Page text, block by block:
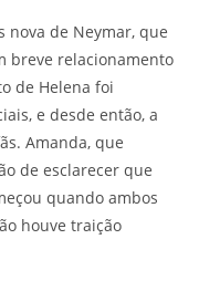
nova de Neymar, que
breve relacionamento
de Helena foi
e desde então, a
Amanda, que
de esclarecer que
quando ambos
houve traição